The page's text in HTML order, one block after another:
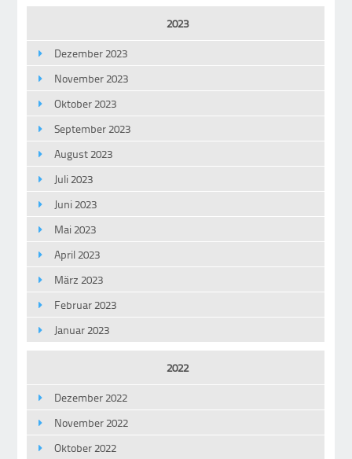
2023
Dezember 2023
November 2023
Oktober 2023
September 2023
August 2023
Juli 2023
Juni 2023
Mai 2023
April 2023
März 2023
Februar 2023
Januar 2023
2022
Dezember 2022
November 2022
Oktober 2022